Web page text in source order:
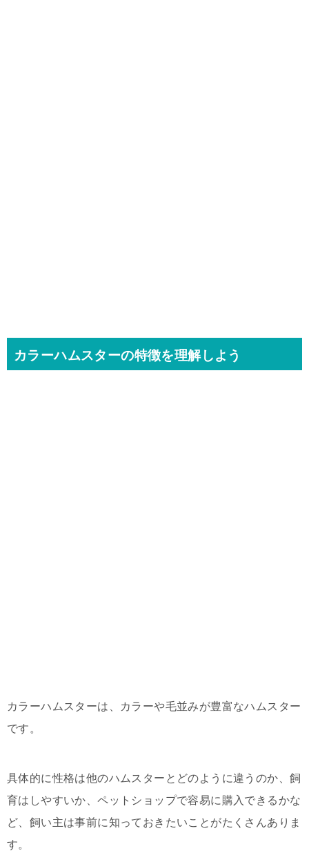
カラーハムスターの特徴を理解しよう
カラーハムスターは、カラーや毛並みが豊富なハムスター
です。
具体的に性格は他のハムスターとどのように違うのか、飼
育はしやすいか、ペットショップで容易に購入できるかな
ど、飼い主は事前に知っておきたいことがたくさんありま
す。